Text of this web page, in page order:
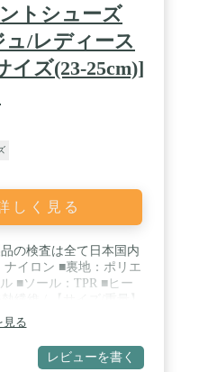
トシューズ
ュ/レディース
イズ(23-25cm)]
しく見る
の検査は全て日本国内
イロン ■裏地：ポリエ
■ソール：TPR ■ヒー
相当 ■メンズFREE：
設定となります。基本
した商品ではない為、
ズ設定となります。
見る
レビューを書く